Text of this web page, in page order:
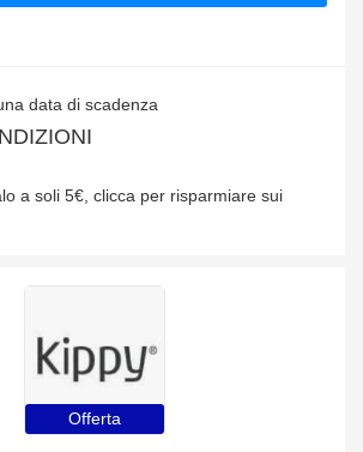
data di scadenza
a soli 5€, clicca per risparmiare sui
Offerta